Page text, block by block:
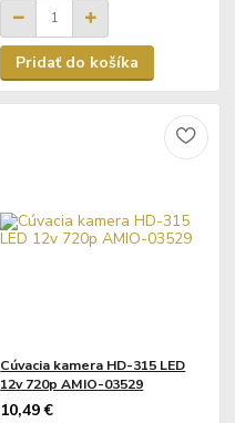
Pridať do košíka
Cúvacia kamera HD-315 LED
12v 720p AMIO-03529
10,49 €